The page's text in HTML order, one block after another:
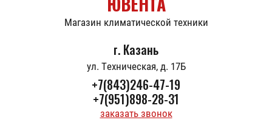
Магазин климатической техники
г. Казань
ул. Техническая, д. 17Б
+7(843)246-47-19
+7(951)898-28-31
заказать звонок